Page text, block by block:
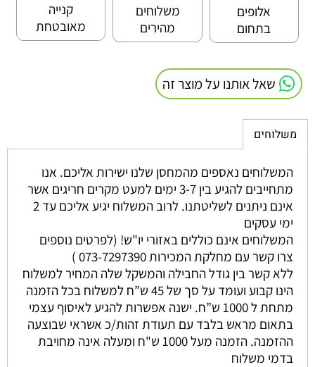
אלופים
בתחום
משלוחים
מהירים
קנייה
מאובטחת
שאל אותנו על מוצר זה
משלוחים
המשלוחים נאספים מהמחסן שלנו ישירות אליכם. אנו
מתחייבים להגיע בין 3-7 ימים למעט מקרים חריגים אשר
אינם ניתנים לשליטתנו. לרוב המשלוח יגיע אליכם עד 2
ימי עסקים
המשלוחים אינם כוללים באזורי יו"ש! (לפרטים נוספים
צרו קשר עם מחלקת המכירות 073-7297390 )
ללא קשר בין גודל החבילה והמשקל שלה המחיר למשלוח
הינו קבוע ועומד על סך של 45 ש”ח למשלוח בכל הזמנה
מתחת ל 1000 ש”ח. ישנה אפשרות להגיע לאיסוף עצמי
בתאום מראש בלבד עם תעודת זהות/כ אשראי שבוצעה
ההזמנה. הזמנה מעל 1000 ש"ח ומעלה אינה מחויבת
בדמי משלוח